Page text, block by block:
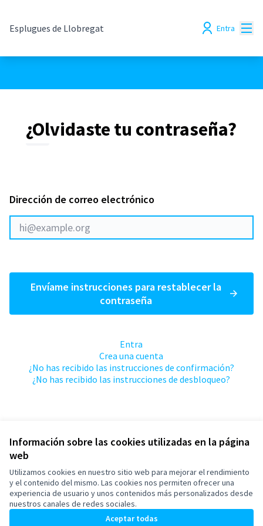
Información sobre las cookies utilizadas en la página
web
Utilizamos cookies en nuestro sitio web para mejorar el rendimiento
y el contenido del mismo. Las cookies nos permiten ofrecer una
experiencia de usuario y unos contenidos más personalizados desde
nuestros canales de redes sociales.
Aceptar todas
Esplugues de Llobregat Entra
¿Olvidaste tu contraseña?
Dirección de correo electrónico
Envíame instrucciones para restablecer la
contraseña
Entra
Crea una cuenta
¿No has recibido las instrucciones de confirmación?
¿No has recibido las instrucciones de desbloqueo?
Términos y condiciones de uso
Configuración de cookies
Esplugues de Llobregat en X
(Enlace externo)
Esplugues de Llobregat en Facebook
(Enlace externo)
Esplugues de Llobregat en Instagram
(Enlace externo)
Esplugues de Llobregat en YouTube
(Enlace externo)
Castellano
Triar la llenguaElegir el idioma